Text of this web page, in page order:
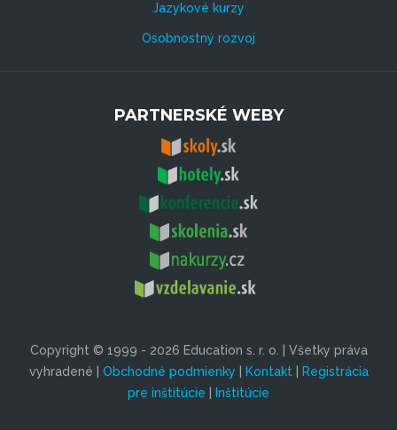
Jazykové kurzy
Osobnostný rozvoj
PARTNERSKÉ WEBY
Copyright © 1999 - 2026 Education s. r. o. | Všetky práva
vyhradené | Obchodné podmienky Kontakt|
Registrácia
pre inštitúcie
Inštitúcie